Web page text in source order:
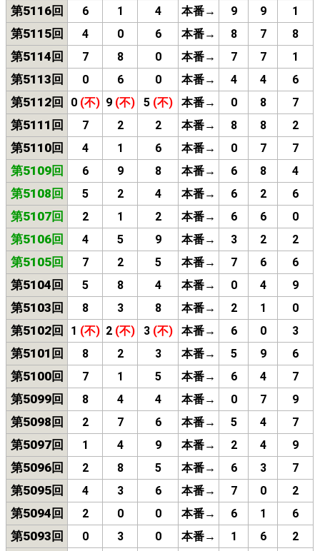
第5116回 6 1 4 本番→ 9 9 1
第5115回 4 0 6 本番→ 8 7 8
第5114回 7 8 0 本番→ 7 7 1
第5113回 0 6 0 本番→ 4 4 6
第5112回 0 (不) 9 (不) 5 (不) 本番→ 0 8 7
第5111回 7 2 2 本番→ 8 8 2
第5110回 4 1 6 本番→ 0 7 7
第5109回 6 9 8 本番→ 6 8 4
第5108回 5 2 4 本番→ 6 2 6
第5107回 2 1 2 本番→ 6 6 0
第5106回 4 5 9 本番→ 3 2 2
第5105回 7 2 5 本番→ 7 6 6
第5104回 5 8 4 本番→ 0 4 9
第5103回 8 3 8 本番→ 2 1 0
第5102回 1 (不) 2 (不) 3 (不) 本番→ 6 0 3
第5101回 8 2 3 本番→ 5 9 6
第5100回 7 1 5 本番→ 6 4 7
第5099回 8 4 4 本番→ 0 7 9
第5098回 2 7 6 本番→ 5 4 7
第5097回 1 4 9 本番→ 2 4 9
第5096回 2 8 5 本番→ 6 3 7
第5095回 4 3 6 本番→ 7 0 2
第5094回 2 0 0 本番→ 6 1 6
第5093回 0 3 0 本番→ 1 6 2